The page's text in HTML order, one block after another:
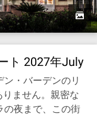
ト 2027年July
・バーデンのリ
ません。親密な
の夜まで、この街